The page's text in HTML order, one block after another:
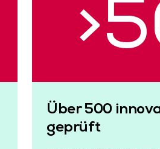
>
Über 500
geprüft